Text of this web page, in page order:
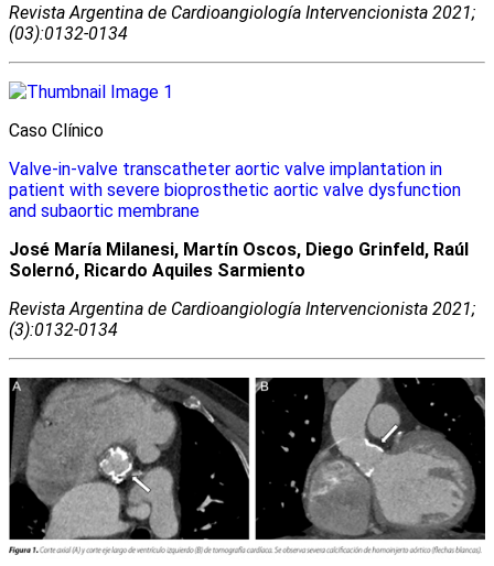
Revista Argentina de Cardioangiologí­a Intervencionista 2021;
(03):0132-0134
Caso Clínico
Valve-in-valve transcatheter aortic valve implantation in
patient with severe bioprosthetic aortic valve dysfunction
and subaortic membrane
José María Milanesi, Martín Oscos, Diego Grinfeld, Raúl
Solernó, Ricardo Aquiles Sarmiento
Revista Argentina de Cardioangiologí­a Intervencionista 2021;
(3):0132-0134